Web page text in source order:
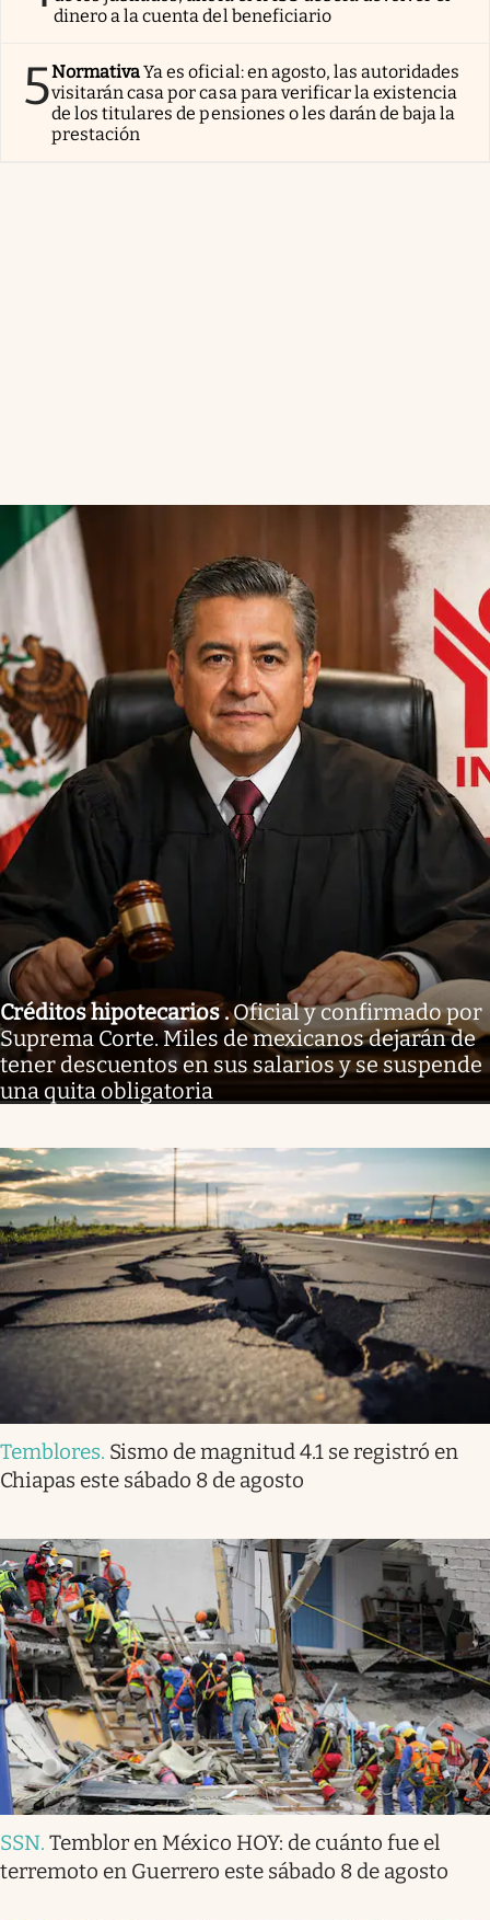
dinero a la cuenta del beneficiario
5NormativaYa es oficial: en agosto, las autoridades
visitarán casa por casa para verificar la existencia
de los titulares de pensiones o les darán de baja la
prestación
Créditos hipotecarios.Oficial y confirmado por
Suprema Corte. Miles de mexicanos dejarán de
tener descuentos en sus salarios y se suspende
una quita obligatoria
Temblores. Sismo de magnitud 4.1 se registró en
Chiapas este sábado 8 de agosto
SSN. Temblor en México HOY: de cuánto fue el
terremoto en Guerrero este sábado 8 de agosto